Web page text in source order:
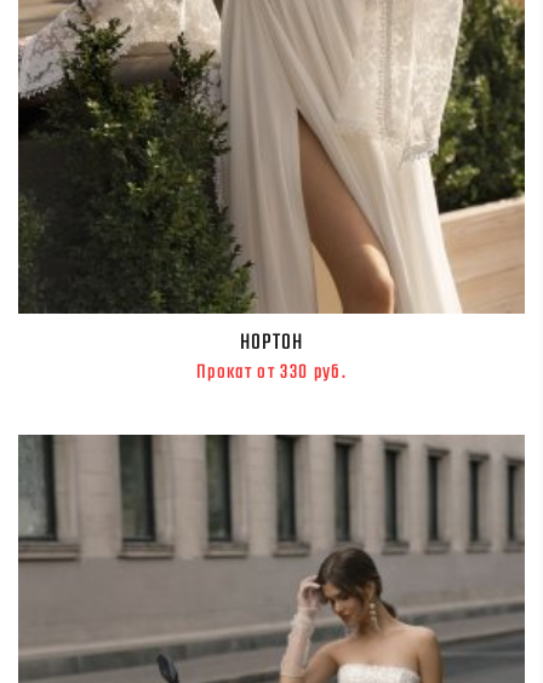
НОРТОН
Прокат от 330 руб.